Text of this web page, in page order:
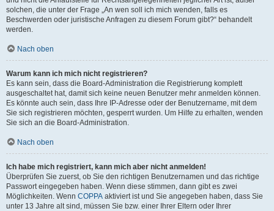
solchen, die unter der Frage „An wen soll ich mich wenden, falls es
Beschwerden oder juristische Anfragen zu diesem Forum gibt?“ behandelt
werden.
Nach oben
Warum kann ich mich nicht registrieren?
Es kann sein, dass die Board-Administration die Registrierung komplett
ausgeschaltet hat, damit sich keine neuen Benutzer mehr anmelden können.
Es könnte auch sein, dass Ihre IP-Adresse oder der Benutzername, mit dem
Sie sich registrieren möchten, gesperrt wurden. Um Hilfe zu erhalten, wenden
Sie sich an die Board-Administration.
Nach oben
Ich habe mich registriert, kann mich aber nicht anmelden!
Überprüfen Sie zuerst, ob Sie den richtigen Benutzernamen und das richtige
Passwort eingegeben haben. Wenn diese stimmen, dann gibt es zwei
Möglichkeiten. Wenn COPPA aktiviert ist und Sie angegeben haben, dass Sie
unter 13 Jahre alt sind, müssen Sie bzw. einer Ihrer Eltern oder Ihrer